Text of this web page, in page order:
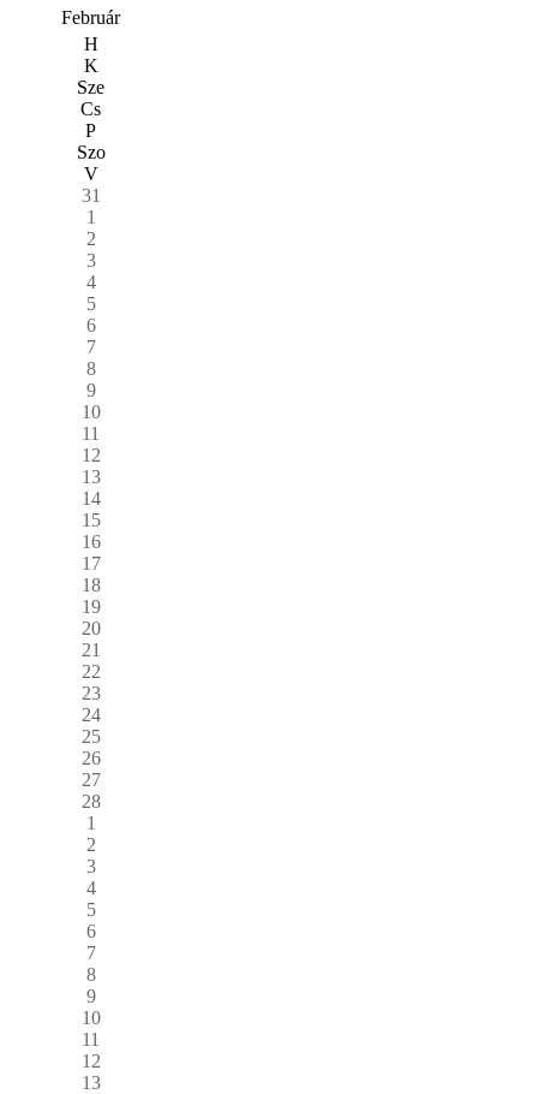
Február
H
K
Sze
Cs
P
Szo
V
31
1
2
3
4
5
6
7
8
9
10
11
12
13
14
15
16
17
18
19
20
21
22
23
24
25
26
27
28
1
2
3
4
5
6
7
8
9
10
11
12
13